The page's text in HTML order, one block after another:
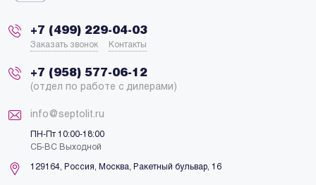
+7 (499) 229-04-03
Заказать звонок Контакты
+7 (958) 577-06-12
(отдел по работе с дилерами)
info@septolit.ru
ПН-Пт 10:00-18:00
СБ-ВС Выходной
129164, Россия, Москва, Ракетный бульвар, 16